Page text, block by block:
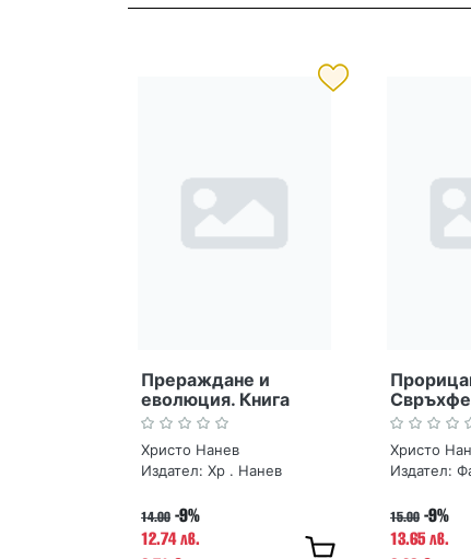
Прераждане и
еволюция. Книга
втора. Израстването
на душите
Христо Нанев
Издател: Хр . Нанев
14.00 -9%
12.74 лв.
Слава
Христо
Издател:
15.00 -9%
13.65 лв.